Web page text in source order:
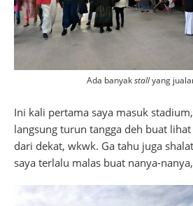
Ada banyakstallyang
Ini kali pertama saya masuk
langsung turun tangga deh buat
dari dekat, wkwk. Ga tahu juga
saya terlalu malas buat nanya-